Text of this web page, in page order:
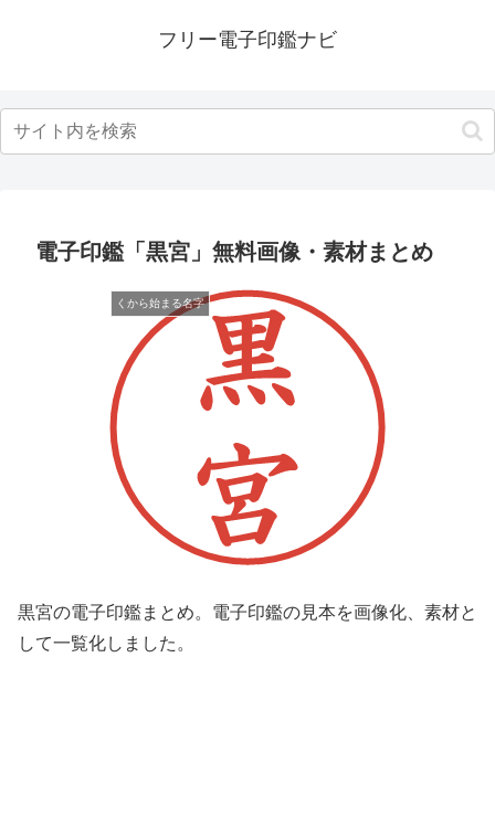
フリー電子印鑑ナビ
電子印鑑「黒宮」無料画像・素材まとめ
くから始まる名字
黒宮の電子印鑑まとめ。電子印鑑の見本を画像化、素材と
して一覧化しました。